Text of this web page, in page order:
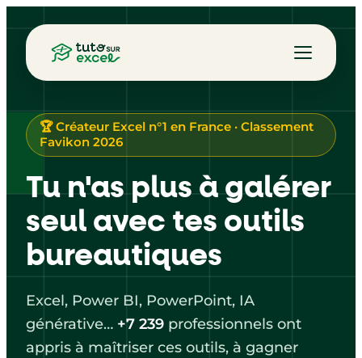
🏆 Créateur Excel n°1 en France · Classement
Favikon 2026
Tu n'as plus à galérer
seul avec tes outils
bureautiques
Excel, Power BI, PowerPoint, IA
générative… +7 239 professionnels ont
appris à maîtriser ces outils, à gagner